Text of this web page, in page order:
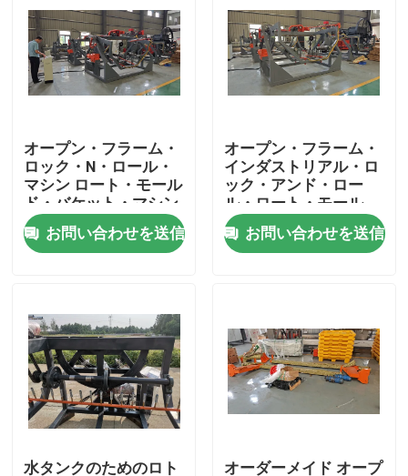
ビデオ
工場旅行
品質管理
ニュース
引用を要求しなさい
Rotomoulding型
オープン・フラーム・
ロック・N・ロール・
マシン ロート・モール
ド・バケット・マシン
お問い合わせを送信
オープン・フラーム・
インダストリアル・ロ
ック・アンド・ロー
ル・ロート・モール
ド・マシン/機械
お問い合わせを送信
水タンクのためのロト オーダーメイド オープ